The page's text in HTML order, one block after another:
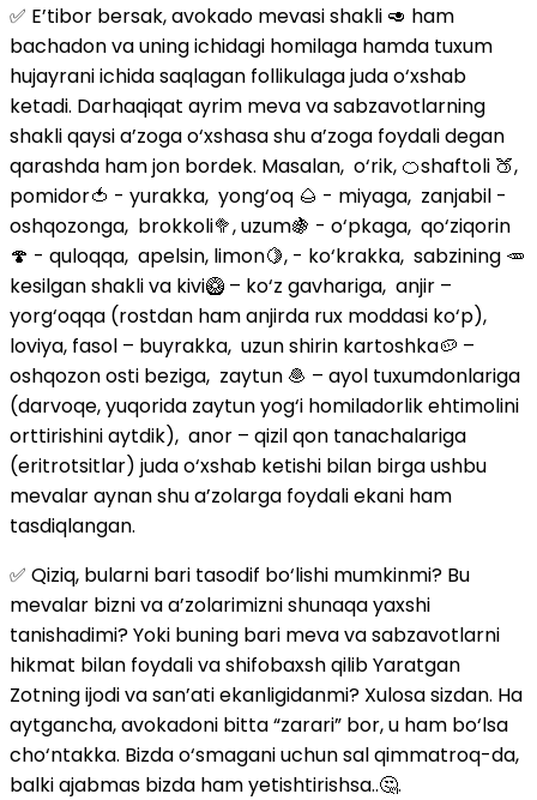
✅ E’tibor bersak, avokado mevasi shakli 🥑 ham
bachadon va uning ichidagi homilaga hamda tuxum
hujayrani ichida saqlagan follikulaga juda o‘xshab
ketadi. Darhaqiqat ayrim meva va sabzavotlarning
shakli qaysi a’zoga o‘xshasa shu a’zoga foydali degan
qarashda ham jon bordek. Masalan, o‘rik, 🍊shaftoli 🍑,
pomidor🍅 - yurakka, yong‘oq 🌰 - miyaga, zanjabil -
oshqozonga, brokkoli🥦, uzum🍇 - o‘pkaga, qo‘ziqorin
🍄 - quloqqa, apelsin, limon🍋, - ko‘krakka, sabzining 🥕
kesilgan shakli va kivi🥝 – ko‘z gavhariga, anjir –
yorg‘oqqa (rostdan ham anjirda rux moddasi ko‘p),
loviya, fasol – buyrakka, uzun shirin kartoshka🥔 –
oshqozon osti beziga, zaytun 🧆 – ayol tuxumdonlariga
(darvoqe, yuqorida zaytun yog‘i homiladorlik ehtimolini
orttirishini aytdik), anor – qizil qon tanachalariga
(eritrotsitlar) juda o‘xshab ketishi bilan birga ushbu
mevalar aynan shu a’zolarga foydali ekani ham
tasdiqlangan.
✅ Qiziq, bularni bari tasodif bo‘lishi mumkinmi? Bu
mevalar bizni va a’zolarimizni shunaqa yaxshi
tanishadimi? Yoki buning bari meva va sabzavotlarni
hikmat bilan foydali va shifobaxsh qilib Yaratgan
Zotning ijodi va san’ati ekanligidanmi? Xulosa sizdan. Ha
aytgancha, avokadoni bitta “zarari” bor, u ham bo‘lsa
cho‘ntakka. Bizda o‘smagani uchun sal qimmatroq-da,
balki ajabmas bizda ham yetishtirishsa..🤔.